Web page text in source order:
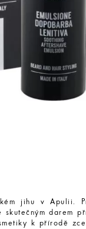
jihu v Apulii.
skutečným darem
k přírodě